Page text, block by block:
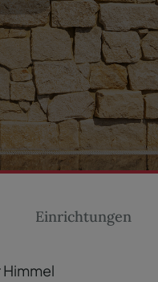
Einrichtungen
Himmel